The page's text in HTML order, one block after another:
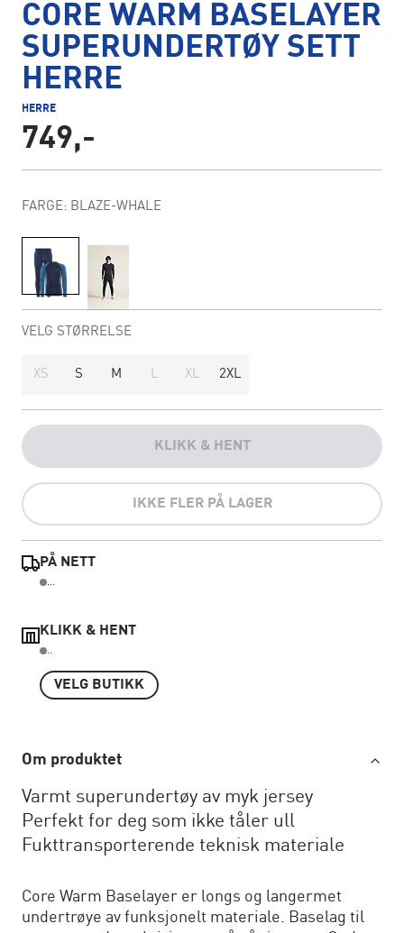
CORE WARM BASELAYER
SUPERUNDERTØY SETT
HERRE
HERRE
749,-
FARGE: BLAZE-WHALE
VELG STØRRELSE
XS S M L XL 2XL
KLIKK & HENT
IKKE FLER PÅ LAGER
PÅ NETT
...
KLIKK & HENT
..
VELG BUTIKK
Om produktet
Varmt superundertøy av myk jersey
Perfekt for deg som ikke tåler ull
Fukttransporterende teknisk materiale
Core Warm Baselayer er longs og langermet
undertrøye av funksjonelt materiale. Baselag til